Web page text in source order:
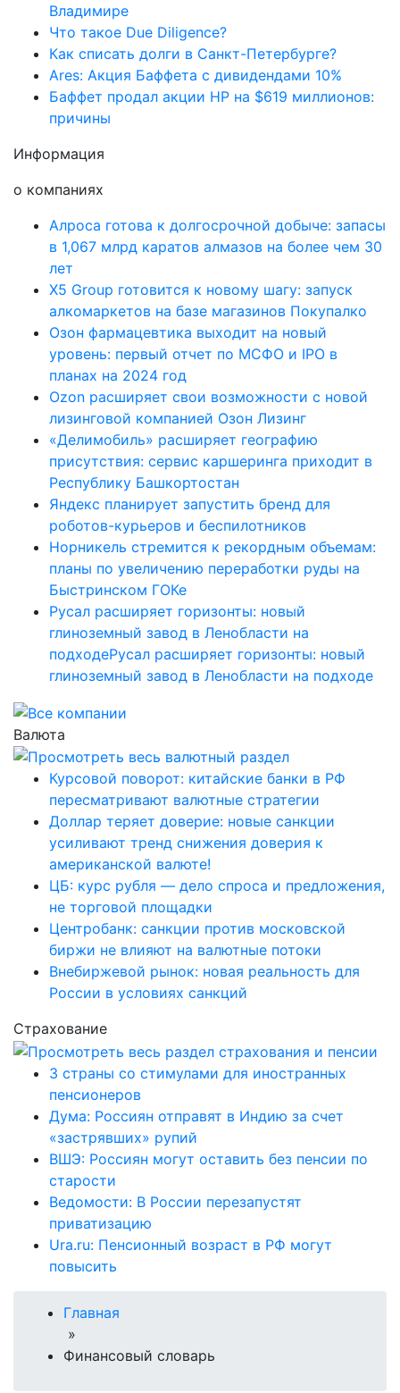
Владимире
Что такое Due Diligence?
Как списать долги в Санкт-Петербурге?
Ares: Акция Баффета с дивидендами 10%
Баффет продал акции HP на $619 миллионов:
причины
Информация
о компаниях
Алроса готова к долгосрочной добыче: запасы
в 1,067 млрд каратов алмазов на более чем 30
лет
X5 Group готовится к новому шагу: запуск
алкомаркетов на базе магазинов Покупалко
Озон фармацевтика выходит на новый
уровень: первый отчет по МСФО и IPO в
планах на 2024 год
Ozon расширяет свои возможности с новой
лизинговой компанией Озон Лизинг
«Делимобиль» расширяет географию
присутствия: сервис каршеринга приходит в
Республику Башкортостан
Яндекс планирует запустить бренд для
роботов-курьеров и беспилотников
Норникель стремится к рекордным объемам:
планы по увеличению переработки руды на
Быстринском ГОКе
Русал расширяет горизонты: новый
глиноземный завод в Ленобласти на
подходеРусал расширяет горизонты: новый
глиноземный завод в Ленобласти на подходе
Валюта
Курсовой поворот: китайские банки в РФ
пересматривают валютные стратегии
Доллар теряет доверие: новые санкции
усиливают тренд снижения доверия к
американской валюте!
ЦБ: курс рубля — дело спроса и предложения,
не торговой площадки
Центробанк: санкции против московской
биржи не влияют на валютные потоки
Внебиржевой рынок: новая реальность для
России в условиях санкций
Страхование
3 страны со стимулами для иностранных
пенсионеров
Дума: Россиян отправят в Индию за счет
«застрявших» рупий
ВШЭ: Россиян могут оставить без пенсии по
старости
Ведомости: В России перезапустят
приватизацию
Ura.ru: Пенсионный возраст в РФ могут
повысить
Главная
»
Финансовый словарь